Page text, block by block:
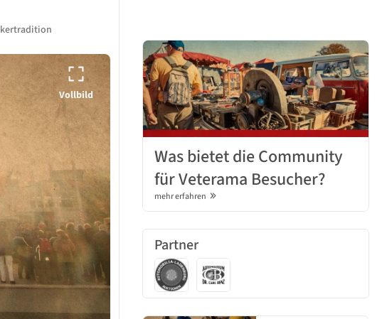
Vollbild
Was bietet die Community
für Veterama Besucher?
mehr erfahren
Partner